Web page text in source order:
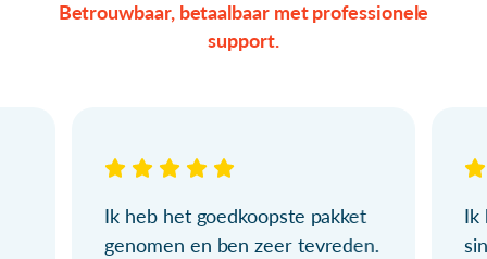
Betrouwbaar, betaalbaar met professionele
support.
Ik heb het goedkoopste pakket
genomen en ben zeer tevreden.
Ik